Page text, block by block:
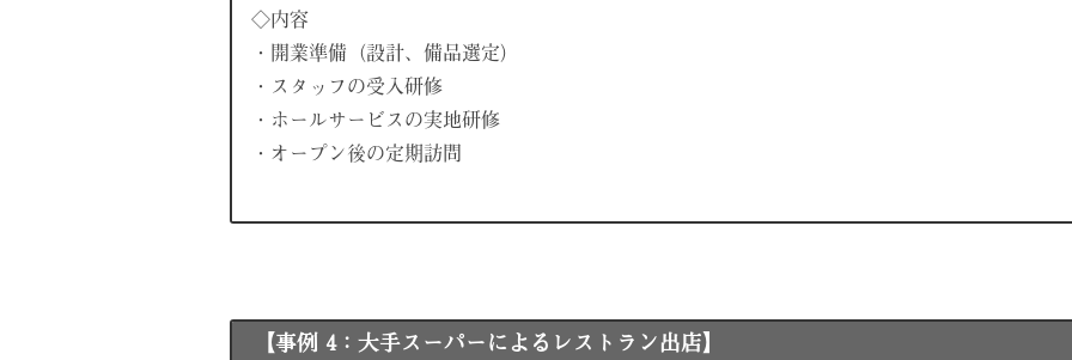
◇内容
・開業準備（設計、備品選定）
・スタッフの受入研修
・ホールサービスの実地研修
・オープン後の定期訪問
【事例 4：大手スーパーによるレストラン出店】